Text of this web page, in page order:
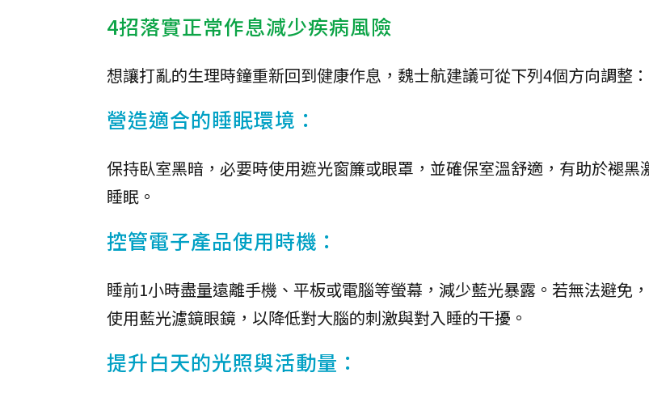
4招落實正常作息減少疾病風險
想讓打亂的生理時鐘重新回到健康作息，魏士航建議可從下列4個方向調整：
營造適合的睡眠環境：
保持臥室黑暗，必要時使用遮光窗簾或眼罩，並確保室溫舒適，有助於褪黑
睡眠。
控管電子產品使用時機：
睡前1小時盡量遠離手機、平板或電腦等螢幕，減少藍光暴露。若無法避免
使用藍光濾鏡眼鏡，以降低對大腦的刺激與對入睡的干擾。
提升白天的光照與活動量：